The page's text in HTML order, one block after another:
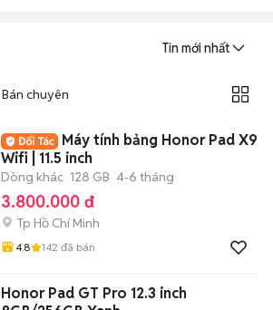
Tin mới nhất
Bán chuyên
Máy tính bảng Honor Pad X9
Wifi | 11.5 inch
Dòng khác 128 GB 4-6 tháng
3.800.000 đ
Tp Hồ Chí Minh
4.8 142 đã bán
Honor Pad GT Pro 12.3 inch